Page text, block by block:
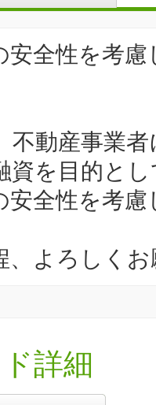
安全性を考
不動産事業
資を目的と
安全性を考
、よろしく
詳細